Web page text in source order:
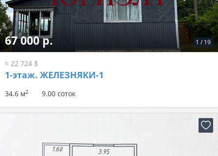
1 / 19
67 000 р.
≈ 22 724 $
1-этаж. ЖЕЛЕЗНЯКИ-1
34.6 м2 9.00 соток